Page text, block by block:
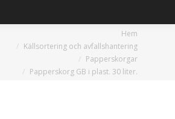
Hem
Källsortering och avfallshantering
Papperskorgar
Papperskorg GB i plast. 30 liter.